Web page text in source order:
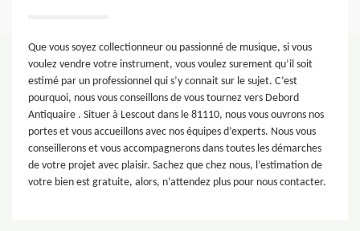
Que vous soyez collectionneur ou passionné de musique, si vous
voulez vendre votre instrument, vous voulez surement qu’il soit
estimé par un professionnel qui s’y connait sur le sujet. C’est
pourquoi, nous vous conseillons de vous tournez vers Debord
Antiquaire . Situer à Lescout dans le 81110, nous vous ouvrons nos
portes et vous accueillons avec nos équipes d’experts. Nous vous
conseillerons et vous accompagnerons dans toutes les démarches
de votre projet avec plaisir. Sachez que chez nous, l’estimation de
votre bien est gratuite, alors, n’attendez plus pour nous contacter.